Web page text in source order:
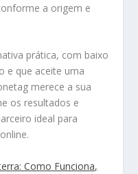
a origem e
prática, com baixo
e que aceite uma
merece a sua
os resultados e
ideal para
Como Funciona,